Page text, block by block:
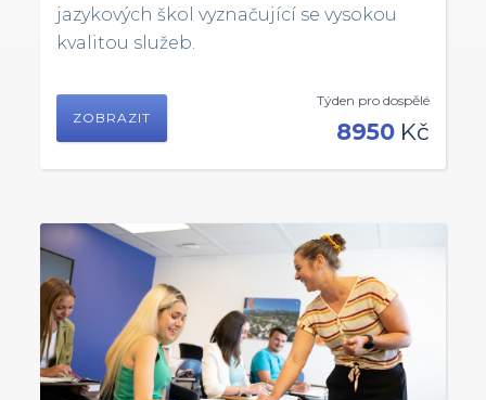
jazykových škol vyznačující se vysokou
kvalitou služeb.
ZOBRAZIT
Týden pro dospělé
8950 Kč